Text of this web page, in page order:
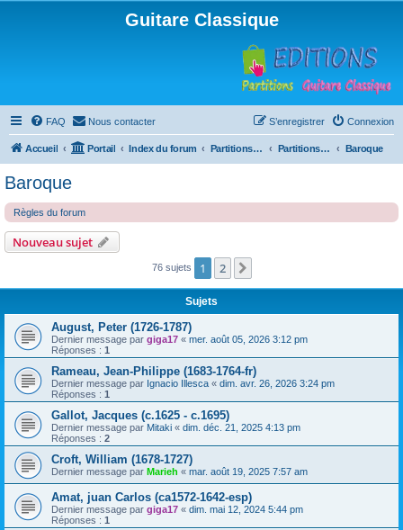
Guitare Classique
FAQ Nous contacter Connexion
S’enregistrer
Accueil Portail Index du forum Partitions pour guitare en libre téléchargement Partitions classées par compositeur Baroque
Baroque
Règles du forum
Nouveau sujet
76 sujets 1 2
Sujets
August, Peter (1726-1787)
Dernier message par giga17 « mer. août 05, 2026 3:12 pm
Réponses : 1
Rameau, Jean-Philippe (1683-1764-fr)
Dernier message par Ignacio Illesca « dim. avr. 26, 2026 3:24 pm
Réponses : 1
Gallot, Jacques (c.1625 - c.1695)
Dernier message par Mitaki « dim. déc. 21, 2025 4:13 pm
Réponses : 2
Croft, William (1678-1727)
Dernier message par Marieh « mar. août 19, 2025 7:57 am
Amat, juan Carlos (ca1572-1642-esp)
Dernier message par giga17 « dim. mai 12, 2024 5:44 pm
Réponses : 1